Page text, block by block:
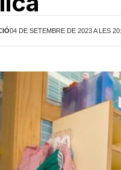
04 DE SETEMBRE DE 2023 A LES